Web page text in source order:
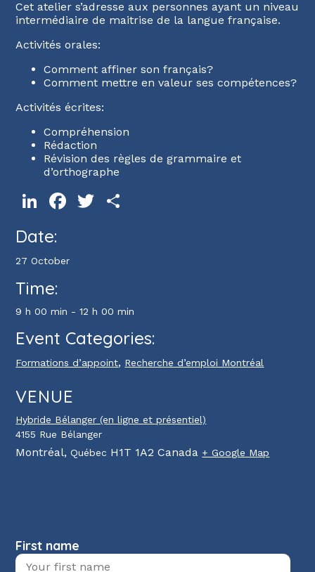
Cet atelier s’adresse aux personnes ayant un niveau
intermédiaire de maitrise de la langue française.
Activités orales:
Comment affiner son français?
Comment mettre en valeur ses compétences?
Activités écrites:
Compréhension
Rédaction
Révision des règles de grammaire et
d’orthographe
LinkedInFacebookTwitter
Date:
27 October
Time:
9 h 00 min - 12 h 00 min
Event Categories:
Formations d’appoint, Recherche d’emploi Montréal
VENUE
Hybride Bélanger (en ligne et présentiel)
4155 Rue Bélanger
Montréal, Québec H1T 1A2 Canada + Google Map
First name